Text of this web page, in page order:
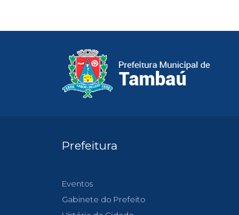
Prefeitura
Eventos
Gabinete do Prefeito